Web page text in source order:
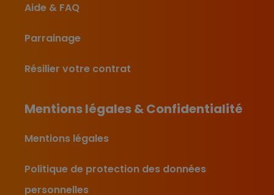
Aide & FAQ
Parrainage
Résilier votre contrat
Mentions légales & Confidentialité
Mentions légales
Politique de protection des données
personnelles